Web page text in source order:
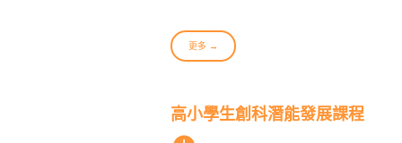
更多 →
高小學生創科潛能發展課程